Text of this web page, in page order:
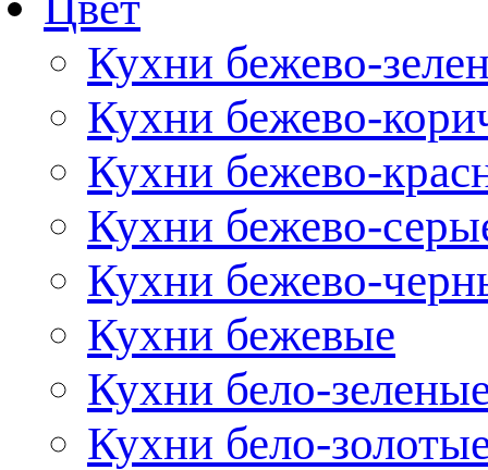
Кухни бежево-
Кухни бежево-
Кухни бежево-
Кухни бежево-
Кухни бежево-
Кухни бежевые
Кухни бело-
Кухни бело-